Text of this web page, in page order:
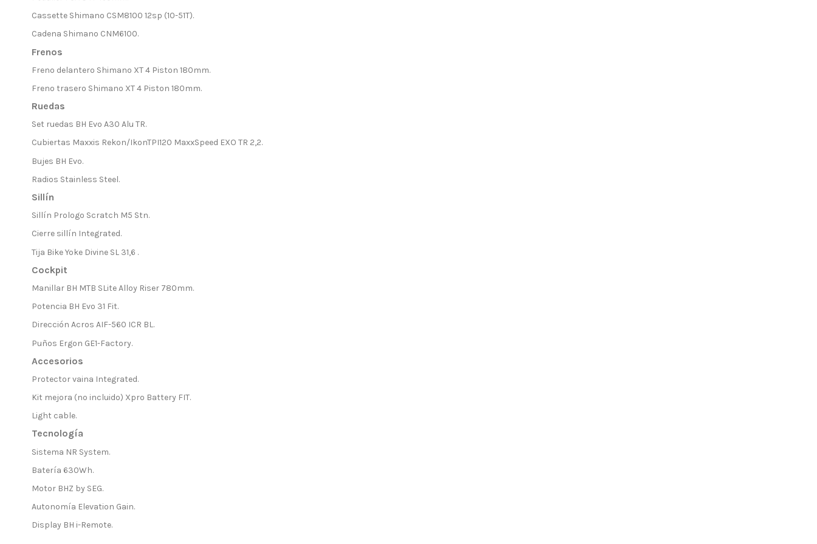
Cassette Shimano CSM8100 12sp (10-51T).
Cadena Shimano CNM6100.
Frenos
Freno delantero Shimano XT 4 Piston 180mm.
Freno trasero Shimano XT 4 Piston 180mm.
Ruedas
Set ruedas BH Evo A30 Alu TR.
Cubiertas Maxxis Rekon/IkonTPI120 MaxxSpeed EXO TR 2,2.
Bujes BH Evo.
Radios Stainless Steel.
Sillín
Sillín Prologo Scratch M5 Stn.
Cierre sillín Integrated.
Tija Bike Yoke Divine SL 31,6 .
Cockpit
Manillar BH MTB SLite Alloy Riser 780mm.
Potencia BH Evo 31 Fit.
Dirección Acros AIF-560 ICR BL.
Puños Ergon GE1-Factory.
Accesorios
Protector vaina Integrated.
Kit mejora (no incluido) Xpro Battery FIT.
Light cable.
Tecnología
Sistema NR System.
Batería 630Wh.
Motor BHZ by SEG.
Autonomía Elevation Gain.
Display BH i-Remote.